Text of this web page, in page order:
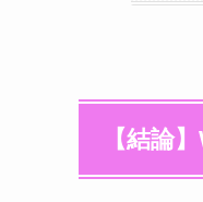
【結論